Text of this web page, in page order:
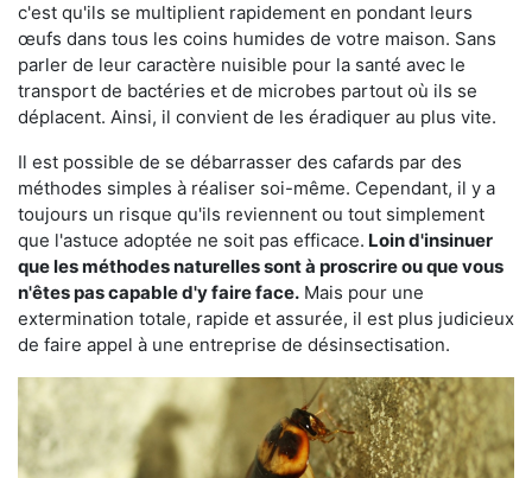
c'est qu'ils se multiplient rapidement en pondant leurs
œufs dans tous les coins humides de votre maison. Sans
parler de leur caractère nuisible pour la santé avec le
transport de bactéries et de microbes partout où ils se
déplacent. Ainsi, il convient de les éradiquer au plus vite.
Il est possible de se débarrasser des cafards par des
méthodes simples à réaliser soi-même. Cependant, il y a
toujours un risque qu'ils reviennent ou tout simplement
que l'astuce adoptée ne soit pas efficace. Loin d'insinuer
que les méthodes naturelles sont à proscrire ou que vous
n'êtes pas capable d'y faire face. Mais pour une
extermination totale, rapide et assurée, il est plus judicieux
de faire appel à une entreprise de désinsectisation.